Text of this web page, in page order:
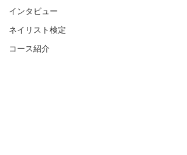
インタビュー
ネイリスト検定
コース紹介